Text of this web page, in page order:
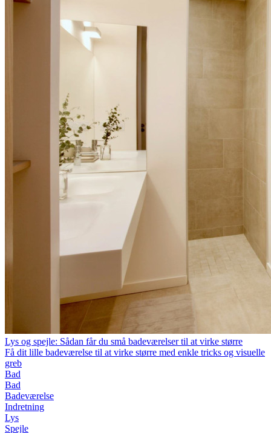
Lys og spejle: Sådan får du små badeværelser til at virke større
Få dit lille badeværelse til at virke større med enkle tricks og visuelle
greb
Bad
Bad
Badeværelse
Indretning
Lys
Spejle